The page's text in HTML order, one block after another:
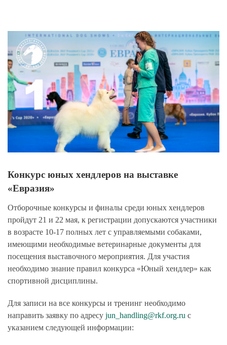
Larger
Image
Конкурс юных хендлеров на выставке
«Евразия»
Отборочные конкурсы и финалы среди юных хендлеров
пройдут 21 и 22 мая, к регистрации допускаются участники
в возрасте 10-17 полных лет с управляемыми собаками,
имеющими необходимые ветеринарные документы для
посещения выставочного мероприятия. Для участия
необходимо знание правил конкурса «Юный хендлер» как
спортивной дисциплины.
Для записи на все конкурсы и тренинг необходимо
направить заявку по адресу jun_handling@rkf.org.ru с
указанием следующей информации: